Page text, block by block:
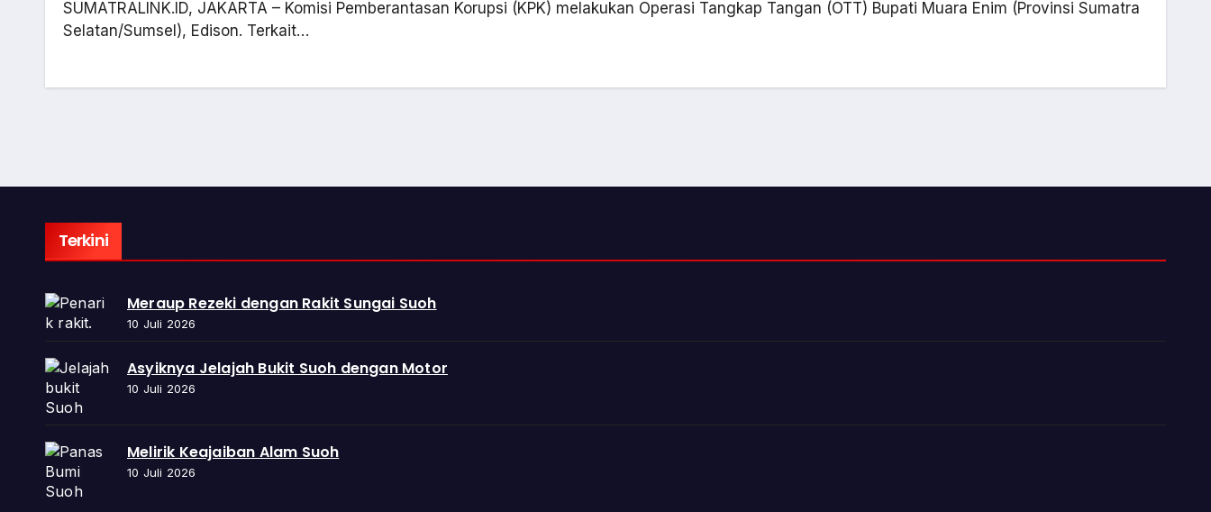
SUMATRALINK.ID, JAKARTA – Komisi Pemberantasan Korupsi (KPK) melakukan Operasi Tangkap Tangan (OTT) Bupati Muara Enim (Provinsi Sumatra
Selatan/Sumsel), Edison. Terkait…
Terkini
Meraup Rezeki dengan Rakit Sungai Suoh
10 Juli 2026
Asyiknya Jelajah Bukit Suoh dengan Motor
10 Juli 2026
Melirik Keajaiban Alam Suoh
10 Juli 2026